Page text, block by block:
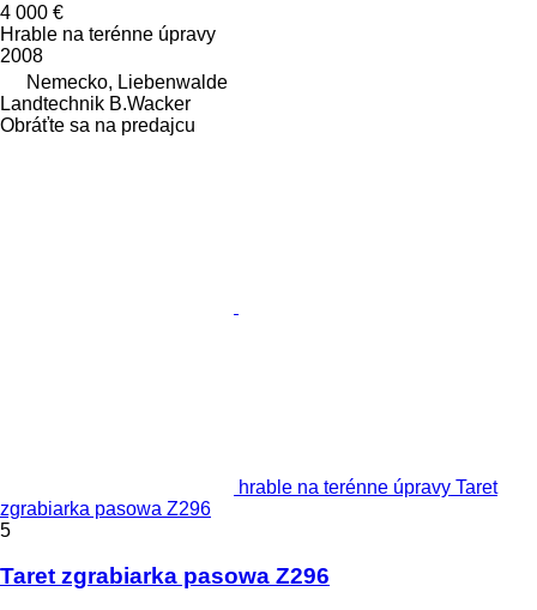
4 000 €
Hrable na terénne úpravy
2008
Nemecko, Liebenwalde
Landtechnik B.Wacker
Obráťte sa na predajcu
hrable na terénne úpravy Taret
zgrabiarka pasowa Z296
5
Taret zgrabiarka pasowa Z296